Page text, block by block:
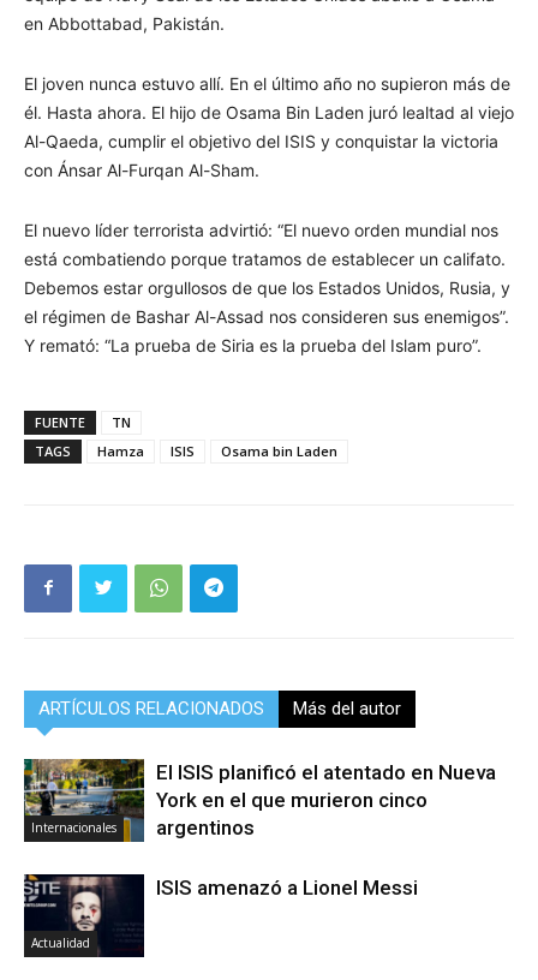
en Abbottabad, Pakistán.
El joven nunca estuvo allí. En el último año no supieron más de
él. Hasta ahora. El hijo de Osama Bin Laden juró lealtad al viejo
Al-Qaeda, cumplir el objetivo del ISIS y conquistar la victoria
con Ánsar Al-Furqan Al-Sham.
El nuevo líder terrorista advirtió: “El nuevo orden mundial nos
está combatiendo porque tratamos de establecer un califato.
Debemos estar orgullosos de que los Estados Unidos, Rusia, y
el régimen de Bashar Al-Assad nos consideren sus enemigos”.
Y remató: “La prueba de Siria es la prueba del Islam puro”.
FUENTE
TN
TAGS
Hamza ISIS Osama bin Laden
ARTÍCULOS RELACIONADOS Más del autor
Internacionales
El ISIS planificó el atentado en Nueva
York en el que murieron cinco
argentinos
Actualidad
ISIS amenazó a Lionel Messi